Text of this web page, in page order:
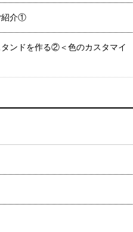
紹介①
タンドを作る②＜色のカスタマイ